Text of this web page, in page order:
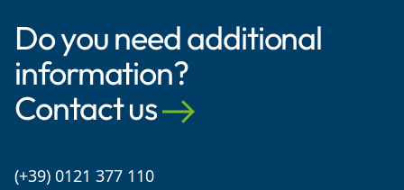
Do you need additional
information?
Contact us
(+39) 0121 377 110